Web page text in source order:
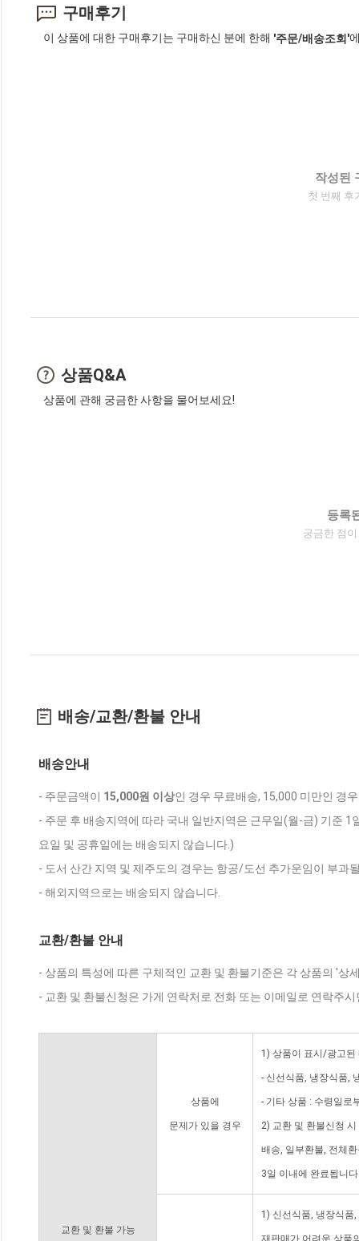
구매후기
이 상품에 대한 구매후기는 구매하신 분에 한해 '주문/배송조회'
작성된
첫 번째 후
상품Q&A
상품에 관해 궁금한 사항을 물어보세요!
등록
궁금한 점
배송/교환/환불 안내
배송안내
- 주문금액이 15,000원 이상인 경우 무료배송, 15,000 미만인 경
- 주문 후 배송지역에 따라 국내 일반지역은 근무일(월-금) 기준
요일 및 공휴일에는 배송되지 않습니다.)
- 도서 산간 지역 및 제주도의 경우는 항공/도선 추가운임이 부과
- 해외지역으로는 배송되지 않습니다.
교환/환불 안내
- 상품의 특성에 따른 구체적인 교환 및 환불기준은 각 상품의 '상
- 교환 및 환불신청은 가게 연락처로 전화 또는 이메일로 연락주
교환 및 환불 가능
상품에
문제가 있을 경우
1) 상품이 표시/광고된
- 신선식품, 냉장식품,
- 기타 상품 : 수령일로
2) 교환 및 환불신청
배송, 일부환불, 전체
3일 이내에 완료됩니
1) 신선식품, 냉장식품
재판매가 어려운 상품